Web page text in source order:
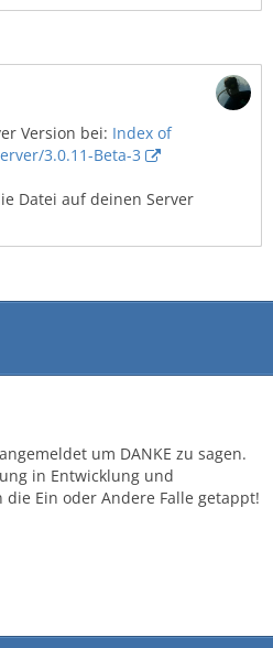
Version bei: Index of
3.0.11-Beta-3
Datei auf deinen Server
um DANKE zu sagen.
in Entwicklung und
Ein oder Andere Falle getappt!